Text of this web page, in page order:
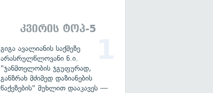
კვირის ტოპ-5
გიგა ავალიანის საქმეზე
არასრულწლოვანი ნ.ი.
"ჯანმთელობის ჯგუფურად,
განზრახ მძიმედ დაზიანების
წაქეზების" მუხლით დააკავეს —